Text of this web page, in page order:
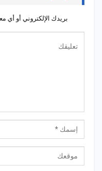
بريدك الإلكتروني أو أي